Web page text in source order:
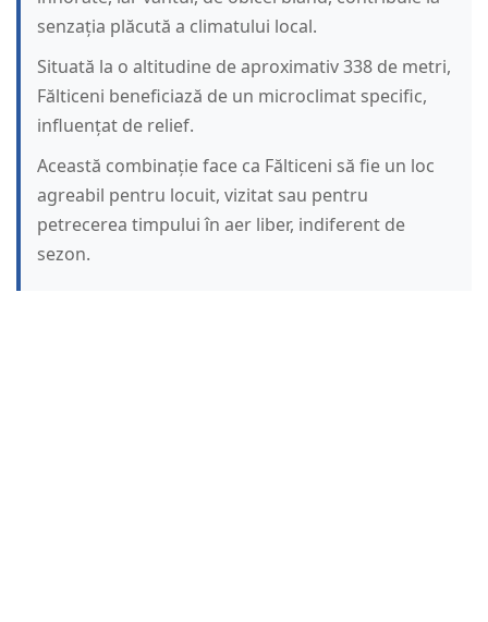
senzația plăcută a climatului local.
Situată la o altitudine de aproximativ 338 de metri,
Fălticeni beneficiază de un microclimat specific,
influențat de relief.
Această combinație face ca Fălticeni să fie un loc
agreabil pentru locuit, vizitat sau pentru
petrecerea timpului în aer liber, indiferent de
sezon.